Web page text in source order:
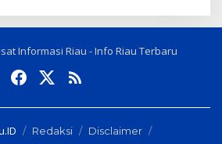
Redaksi
Disclaimer